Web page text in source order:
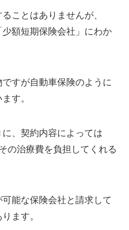
ことはありませんが、
少額短期保険会社」にわか
すが自動車保険のように
す。
、契約内容によっては
の治療費を負担してくれる
能な保険会社と請求して
ます。